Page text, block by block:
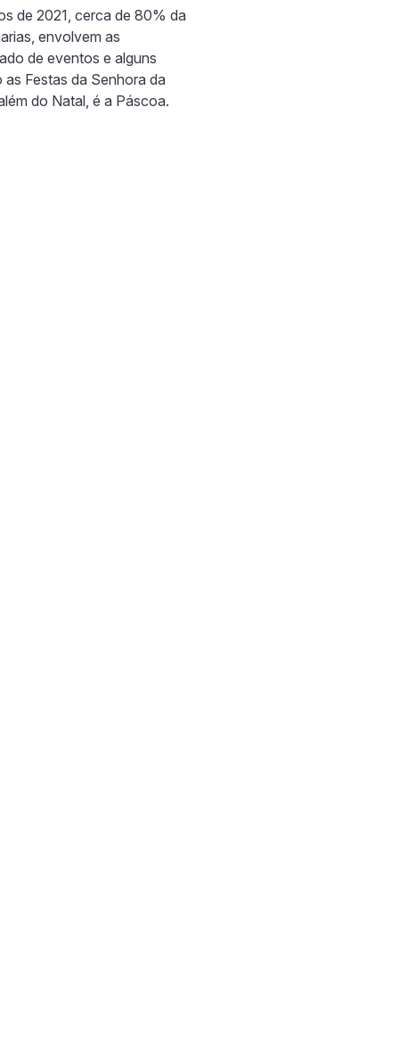
de 2021, cerca de 80% da
envolvem as
de eventos e alguns
Festas da Senhora da
do Natal, é a Páscoa.